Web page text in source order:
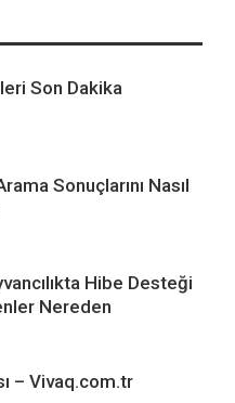
Son Dakika
Sonuçlarını Nasıl
Hibe Desteği
Nereden
– Vivaq.com.tr